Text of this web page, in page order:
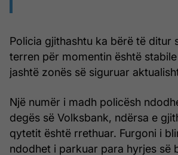
Policia gjithashtu ka bërë të ditur
terren për momentin është
jashtë zonës së siguruar
Një numër i madh policësh
degës së Volksbank, ndërsa e
qytetit është rrethuar. Furgoni i
ndodhet i parkuar para hyrjes së